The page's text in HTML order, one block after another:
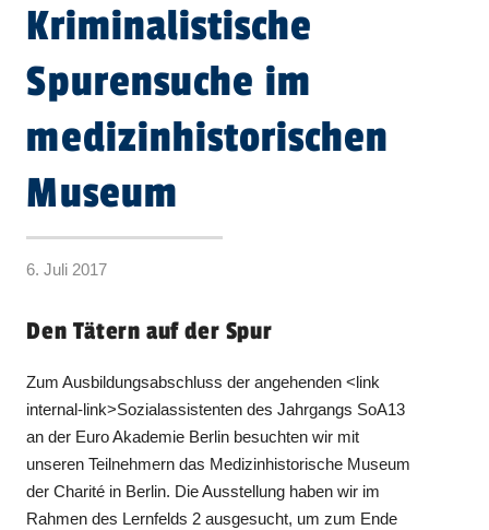
Kriminalistische
Spurensuche im
medizinhistorischen
Museum
6. Juli 2017
Den Tätern auf der Spur
Zum Ausbildungsabschluss der angehenden <link
internal-link>Sozialassistenten des Jahrgangs SoA13
an der Euro Akademie Berlin besuchten wir mit
unseren Teilnehmern das Medizinhistorische Museum
der Charité in Berlin. Die Ausstellung haben wir im
Rahmen des Lernfelds 2 ausgesucht, um zum Ende